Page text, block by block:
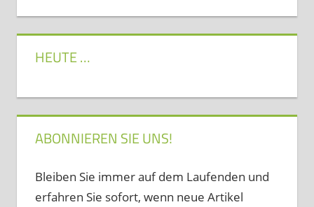
HEUTE …
ABONNIEREN SIE UNS!
Bleiben Sie immer auf dem Laufenden und
erfahren Sie sofort, wenn neue Artikel